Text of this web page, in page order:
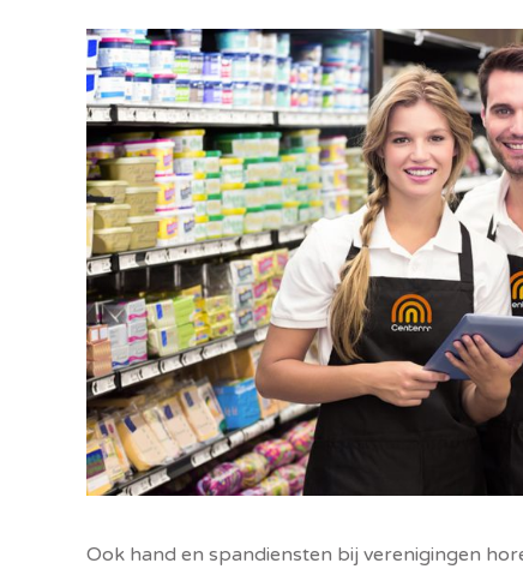
Ook hand en spandiensten bij verenigingen